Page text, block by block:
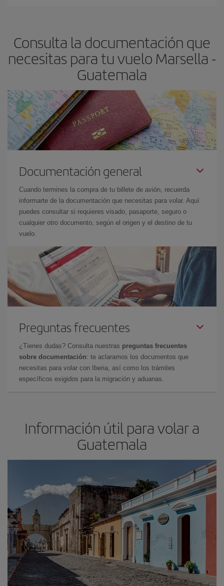
Consulta la documentación que
necesitas para tu vuelo Marsella -
Guatemala
Documentación general
Cuando termines la compra de tu billete de avión, recuerda
informarte de la documentación que necesitas para volar. Aquí
puedes consultar si requieres visado, pasaporte, seguro o
cualquier otro documento, según el origen y el destino de tu
vuelo.
Preguntas frecuentes
¿Tienes dudas? Consulta nuestras preguntas frecuentes
sobre documentación: te aclaramos los documentos que
necesitas para volar con Iberia, así como los trámites
específicos exigidos para la migración y aduanas.
Información útil para volar a
Guatemala